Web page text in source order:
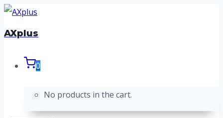
Перейти
к
AXplus
0
No products in the cart.